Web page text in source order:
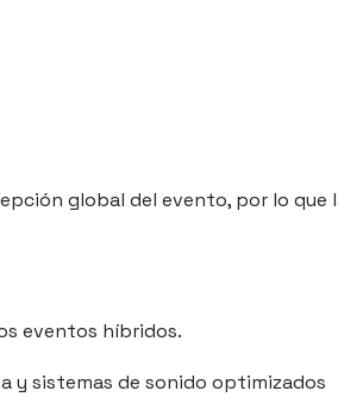
global del evento, por lo que
eventos híbridos.
y sistemas de sonido optimizados